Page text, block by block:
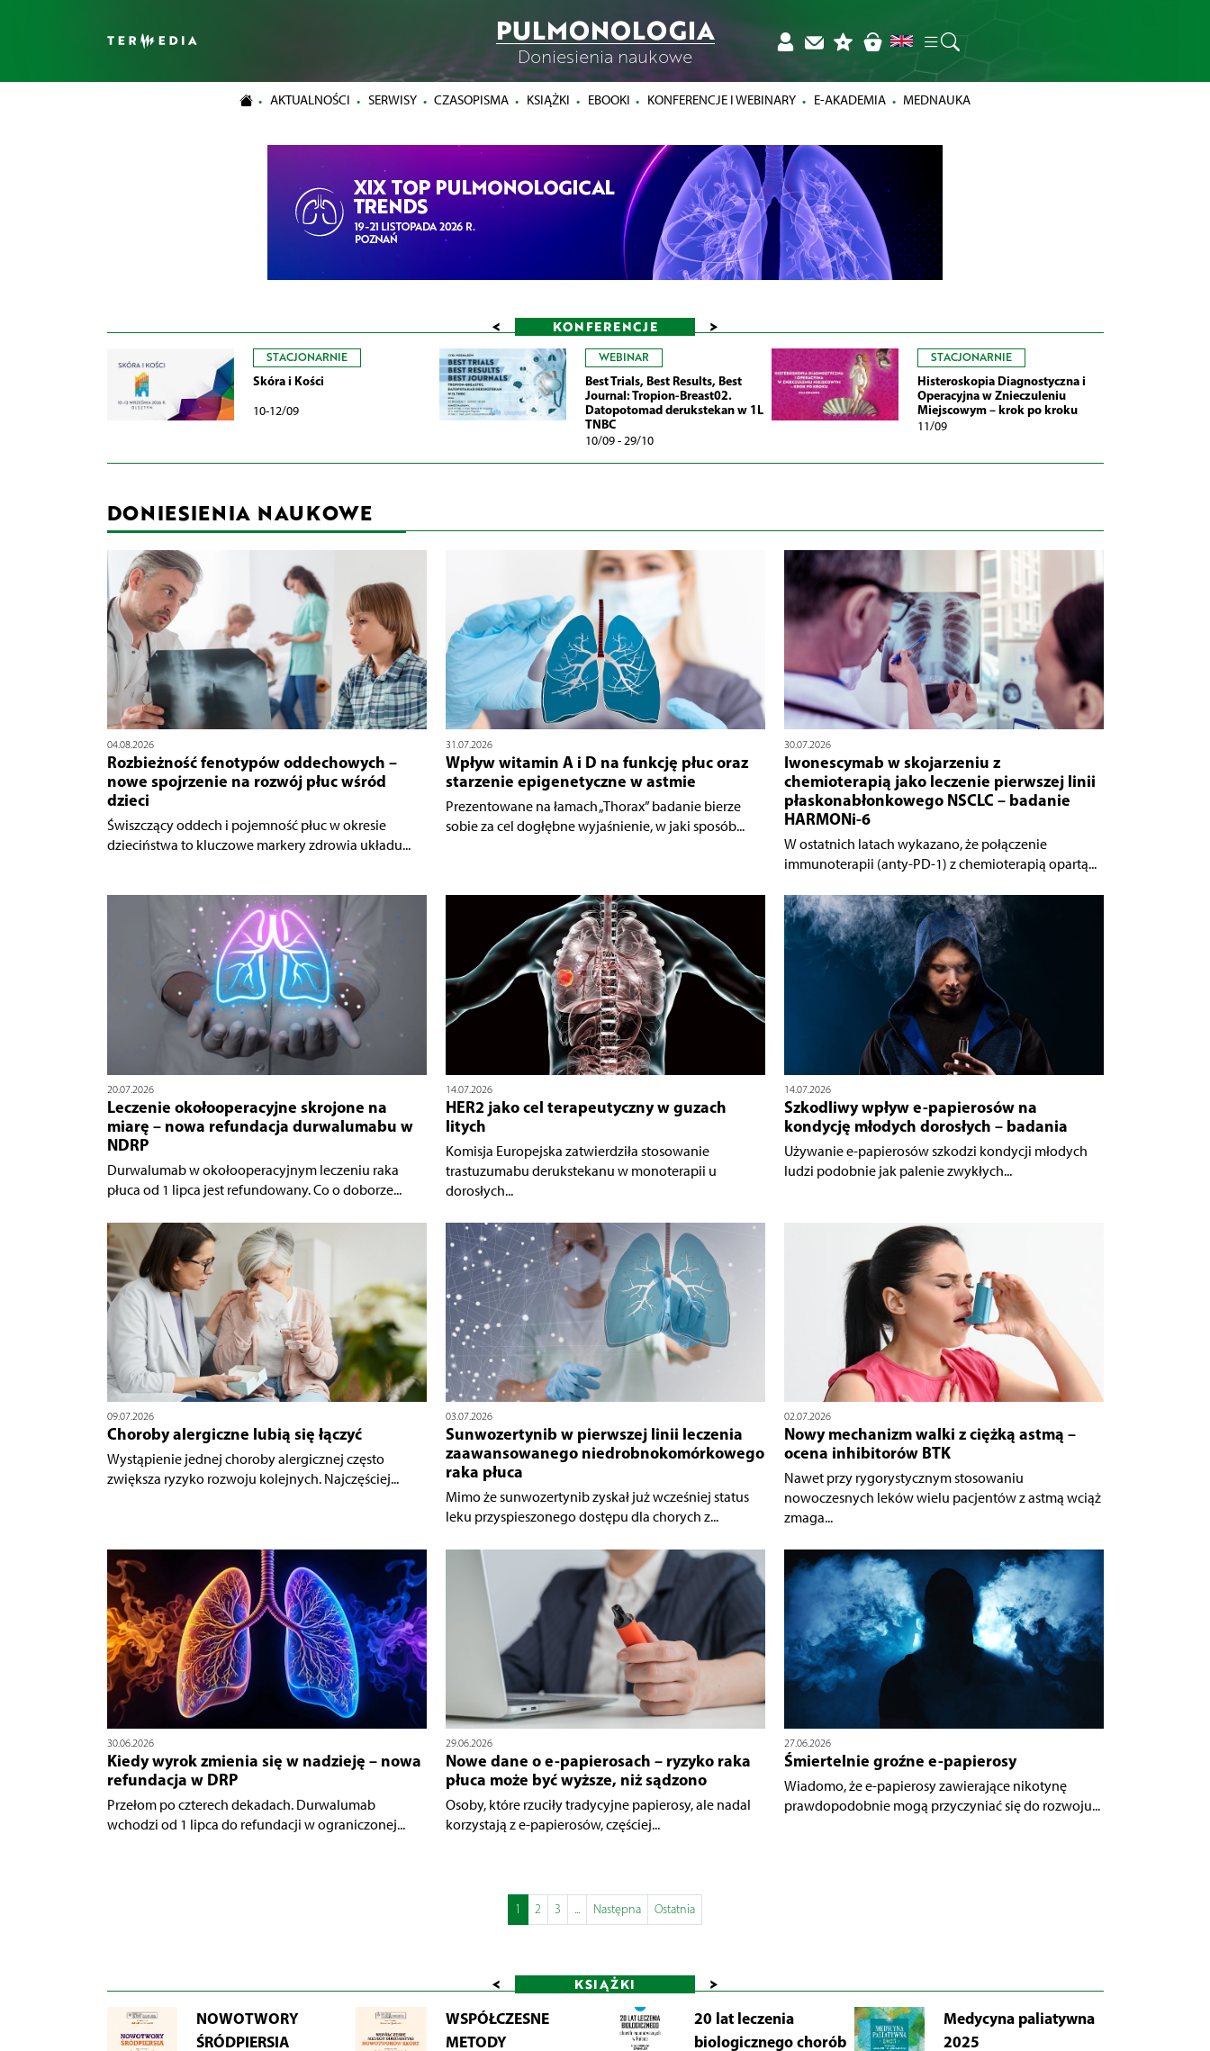
PULMONOLOGIA
Doniesienia naukowe
AKTUALNOŚCI SERWISY CZASOPISMA KSIĄŻKI EBOOKI KONFERENCJE I WEBINARY E-AKADEMIA MEDNAUKA
< KONFERENCJE >
STACJONARNIE
Skóra i Kości
10-12/09
WEBINAR
Best Trials, Best Results, Best
Journal: Tropion-Breast02.
Datopotomad derukstekan w 1L
TNBC
10/09 - 29/10
STACJONARNIE
Histeroskopia Diagnostyczna i
Operacyjna w Znieczuleniu
Miejscowym – krok po kroku
11/09
DONIESIENIA NAUKOWE
04.08.2026
Rozbieżność fenotypów oddechowych –
nowe spojrzenie na rozwój płuc wśród
dzieci
Świszczący oddech i pojemność płuc w okresie
dzieciństwa to kluczowe markery zdrowia układu...
31.07.2026
Wpływ witamin A i D na funkcję płuc oraz
starzenie epigenetyczne w astmie
Prezentowane na łamach „Thorax” badanie bierze
sobie za cel dogłębne wyjaśnienie, w jaki sposób...
30.07.2026
Iwonescymab w skojarzeniu z
chemioterapią jako leczenie pierwszej linii
płaskonabłonkowego NSCLC – badanie
HARMONi-6
W ostatnich latach wykazano, że połączenie
immunoterapii (anty-PD-1) z chemioterapią opartą...
20.07.2026
Leczenie okołooperacyjne skrojone na
miarę – nowa refundacja durwalumabu w
NDRP
Durwalumab w okołooperacyjnym leczeniu raka
płuca od 1 lipca jest refundowany. Co o doborze...
14.07.2026
HER2 jako cel terapeutyczny w guzach
litych
Komisja Europejska zatwierdziła stosowanie
trastuzumabu derukstekanu w monoterapii u
dorosłych...
14.07.2026
Szkodliwy wpływ e-papierosów na
kondycję młodych dorosłych – badania
Używanie e-papierosów szkodzi kondycji młodych
ludzi podobnie jak palenie zwykłych...
09.07.2026
Choroby alergiczne lubią się łączyć
Wystąpienie jednej choroby alergicznej często
zwiększa ryzyko rozwoju kolejnych. Najczęściej...
03.07.2026
Sunwozertynib w pierwszej linii leczenia
zaawansowanego niedrobnokomórkowego
raka płuca
Mimo że sunwozertynib zyskał już wcześniej status
leku przyspieszonego dostępu dla chorych z...
02.07.2026
Nowy mechanizm walki z ciężką astmą –
ocena inhibitorów BTK
Nawet przy rygorystycznym stosowaniu
nowoczesnych leków wielu pacjentów z astmą wciąż
zmaga...
30.06.2026
Kiedy wyrok zmienia się w nadzieję – nowa
refundacja w DRP
Przełom po czterech dekadach. Durwalumab
wchodzi od 1 lipca do refundacji w ograniczonej...
29.06.2026
Nowe dane o e-papierosach – ryzyko raka
płuca może być wyższe, niż sądzono
Osoby, które rzuciły tradycyjne papierosy, ale nadal
korzystają z e-papierosów, częściej...
27.06.2026
Śmiertelnie groźne e-papierosy
Wiadomo, że e-papierosy zawierające nikotynę
prawdopodobnie mogą przyczyniać się do rozwoju...
1 2 3 ... Następna Ostatnia
< KSIĄŻKI >
NOWOTWORY
ŚRÓDPIERSIA
WSPÓŁCZESNE
METODY
20 lat leczenia
biologicznego chorób
Medycyna paliatywna
2025